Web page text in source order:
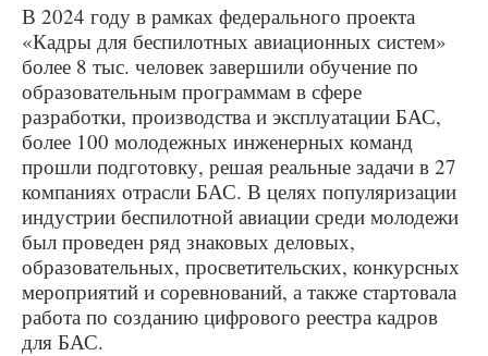
В 2024 году в рамках федерального проекта
«Кадры для беспилотных авиационных систем»
более 8 тыс. человек завершили обучение по
образовательным программам в сфере
разработки, производства и эксплуатации БАС,
более 100 молодежных инженерных команд
прошли подготовку, решая реальные задачи в 27
компаниях отрасли БАС. В целях популяризации
индустрии беспилотной авиации среди молодежи
был проведен ряд знаковых деловых,
образовательных, просветительских, конкурсных
мероприятий и соревнований, а также стартовала
работа по созданию цифрового реестра кадров
для БАС.